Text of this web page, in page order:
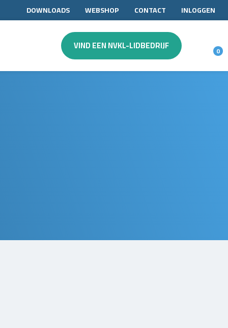
DOWNLOADS WEBSHOP CONTACT INLOGGEN
VIND EEN NVKL-LIDBEDRIJF 0